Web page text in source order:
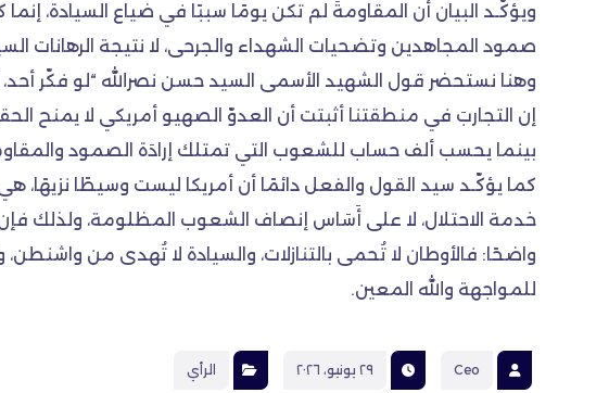
ويؤكّـد البيان أن المقاومةَ لم تكن يومًا سببًا في ضياع السيادة،
صمود المجاهدين وتضحيات الشهداء والجرحى، لا نتيجة الرهانات
وهنا نستحضر قول الشهيد الأسمى السيد حسن نصرالله “لو فكّر أحد،
إن التجاربَ في منطقتنا أثبتت أن العدوّ الصهيو أمريكي لا يمنح
بينما يحسب ألف حساب للشعوب التي تمتلك إرادَة الصمود
كما يؤكّـد سيد القول والفعل دائمًا أن أمريكا ليست وسيطًا نزيهًا،
خدمة الاحتلال، لا على أَسَاس إنصاف الشعوب المظلومة، ولذلك فإن
واضحًا: فالأوطان لا تُحمى بالتنازلات، والسيادة لا تُهدى من واشنطن،
للمواجهة والله المعين.
Ceo ٢٩ يونيو، ٢٠٢٦ الرأي